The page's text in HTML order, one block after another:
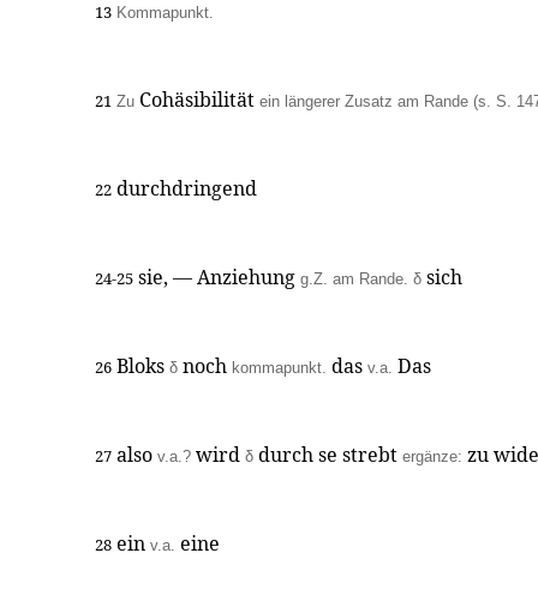
13 Kommapunkt.
21 Zu Cohäsibilität ein längerer Zusatz am Rande (s. S.
22 durchdringend
24-25 sie, — Anziehung g.Z. am Rande. δ sich
26 Bloks δ noch kommapunkt. das v.a. Das
27 also v.a.? wird δ durch se strebt ergänze: zu
28 ein v.a. eine